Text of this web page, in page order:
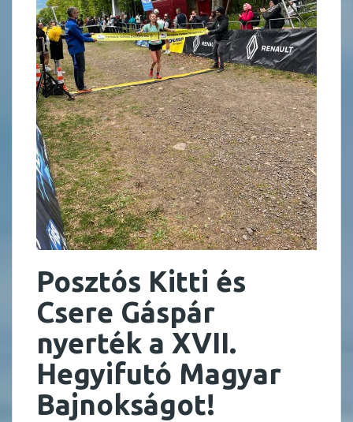
Posztós Kitti és
Csere Gáspár
nyerték a XVII.
Hegyifutó Magyar
Bajnokságot!